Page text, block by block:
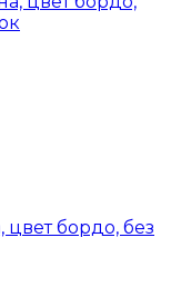
бордо, без